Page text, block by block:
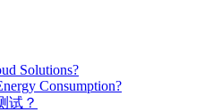
Solutions?
Consumption?
试？